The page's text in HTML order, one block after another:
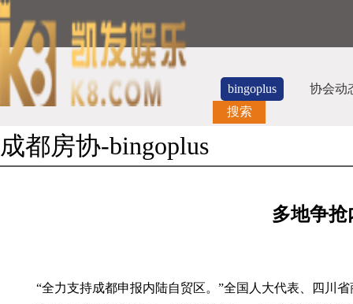
bingoplus
协会动
搜索
成都房协-bingoplus
多地争
“全力支持成都申报内陆自贸区。”全国人大代表、四川